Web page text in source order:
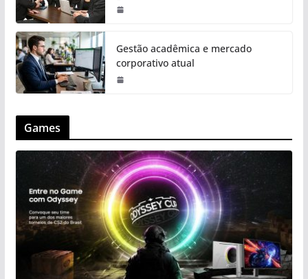
Gestão acadêmica e mercado
corporativo atual
Games